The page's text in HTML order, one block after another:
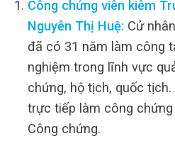
Công chứng viên kiêm
Nguyễn Thị Huệ: Cử
đã có 31 năm làm công
nghiệm trong lĩnh vực
chứng, hộ tịch, quốc
trực tiếp làm công
Công chứng.